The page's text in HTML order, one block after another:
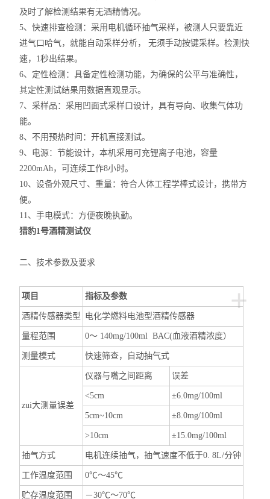
及时了解检测结果有无酒精情况。
5、快速排查检测：采用电机循环抽气采样，被测人只要靠近
进气口哈气，就能自动采样分析， 无须手动按键采样。检测快
速，1秒出结果。
6、定性检测：具备定性检测功能，为确保的公平与准确性，
其定性测试结果用数据直观显示。
7、采样品：采用凹面式采样口设计，具有导向、收集气体功
能。
8、不用预热时间：开机直接测试。
9、电源：节能设计，本机采用可充锂离子电池，容量
2200mAh，可连续工作8小时。
10、设备外观尺寸、重量：符合人体工程学棒式设计，携带方
便。
11、手电模式：方便夜晚执勤。
猎豹1号酒精测试仪
二、技术参数及要求
+
项目 指标及参数
酒精传感器类型 电化学燃料电池型酒精传感器
量程范围 0～ 140mg/100ml BAC(血液酒精浓度）
测量模式 快速筛查，自动抽气式
zui大测量误差
仪器与嘴之间距离 误差
<5cm ±6.0mg/100ml
5cm~10cm ±8.0mg/100ml
>10cm ±15.0mg/100ml
抽气方式 电机连续抽气，抽气速度不低于0. 8L/分钟
工作温度范围 0℃～45℃
贮存温度范围 －30℃～70℃